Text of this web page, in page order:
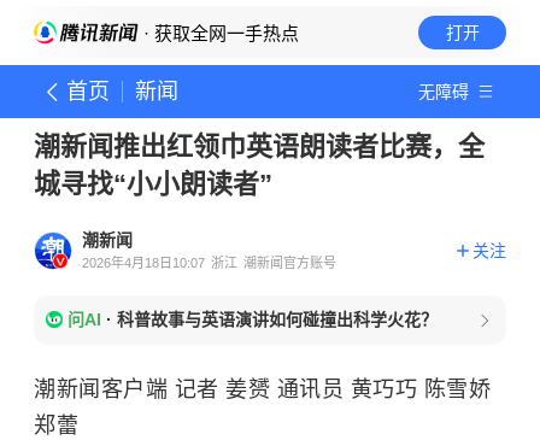
· 获取全网一手热点 打开
首页 新闻 无障碍
潮新闻推出红领巾英语朗读者比赛，全
城寻找“小小朗读者”
潮新闻
2026年4月18日10:07 浙江 潮新闻官方账号
关注
问AI · 科普故事与英语演讲如何碰撞出科学火花？
潮新闻客户端 记者 姜赟 通讯员 黄巧巧 陈雪娇
郑蕾